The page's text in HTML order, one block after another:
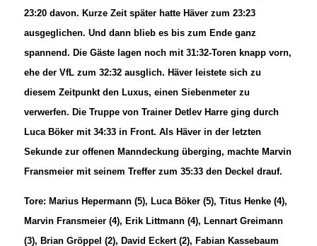
23:20 davon. Kurze Zeit später hatte Häver zum 23:23
ausgeglichen. Und dann blieb es bis zum Ende ganz
spannend. Die Gäste lagen noch mit 31:32-Toren knapp vorn,
ehe der VfL zum 32:32 ausglich. Häver leistete sich zu
diesem Zeitpunkt den Luxus, einen Siebenmeter zu
verwerfen. Die Truppe von Trainer Detlev Harre ging durch
Luca Böker mit 34:33 in Front. Als Häver in der letzten
Sekunde zur offenen Manndeckung überging, machte Marvin
Fransmeier mit seinem Treffer zum 35:33 den Deckel drauf.
Tore: Marius Hepermann (5), Luca Böker (5), Titus Henke (4),
Marvin Fransmeier (4), Erik Littmann (4), Lennart Greimann
(3), Brian Gröppel (2), David Eckert (2), Fabian Kassebaum